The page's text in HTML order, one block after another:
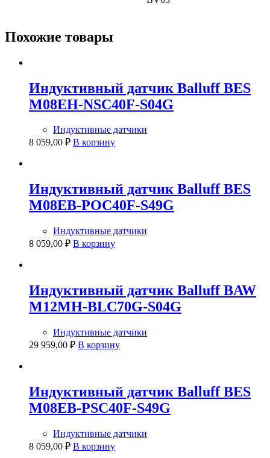
Похожие товары
Индуктивный датчик Balluff BES
M08EH-NSC40F-S04G
Индуктивные датчики
8 059,00 ₽ В корзину
Индуктивный датчик Balluff BES
M08EB-POC40F-S49G
Индуктивные датчики
8 059,00 ₽ В корзину
Индуктивный датчик Balluff BAW
M12MH-BLC70G-S04G
Индуктивные датчики
29 959,00 ₽ В корзину
Индуктивный датчик Balluff BES
M08EB-PSC40F-S49G
Индуктивные датчики
8 059,00 ₽ В корзину